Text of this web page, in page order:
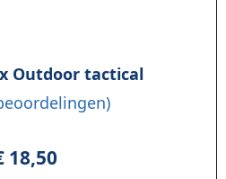
Outdoor tactical
18,50